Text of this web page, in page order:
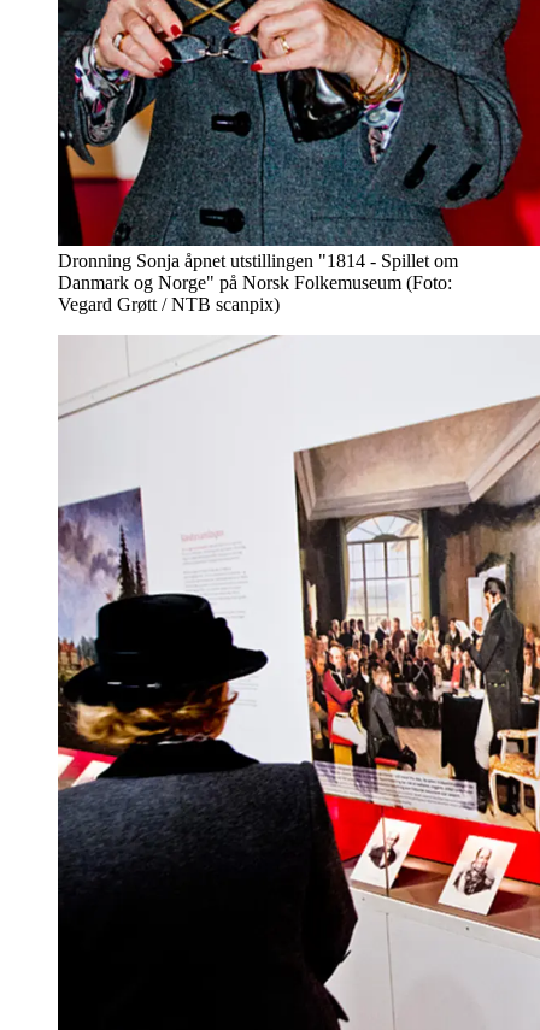
Dronning Sonja åpnet utstillingen "1814 - Spillet om
Danmark og Norge" på Norsk Folkemuseum (Foto:
Vegard Grøtt / NTB scanpix)